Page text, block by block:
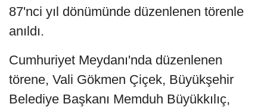
87'nci yıl dönümünde düzenlenen törenle
anıldı.
Cumhuriyet Meydanı'nda düzenlenen
törene, Vali Gökmen Çiçek, Büyükşehir
Belediye Başkanı Memduh Büyükkılıç,